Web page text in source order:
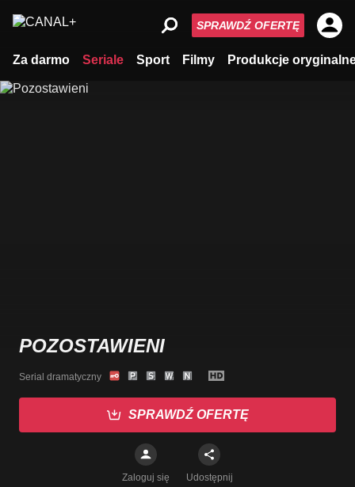
Za darmo Seriale Sport Filmy Produkcje
SPRAWDŹ OFERTĘ
POZOSTAWIENI
Serial dramatyczny
SPRAWDŹ OFERTĘ
Zaloguj się Udostępnij